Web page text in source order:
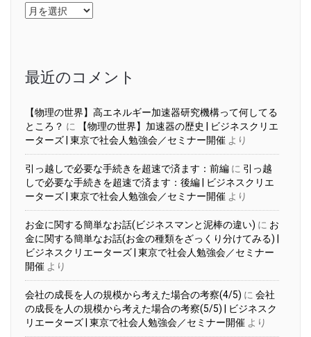
ア
ー
最近のコメント
【物理の世界】高エネルギー加速器研究機構って何してる
ところ？ に
【物理の世界】加速器の歴史 | ビジネスクリエ
ーターズ | 東京で社会人勉強会／セミナー開催 より
引っ越しで必要な手続きを超速で済ます：前編 に 引っ越
しで必要な手続きを超速で済ます：後編 | ビジネスクリエ
ーターズ | 東京で社会人勉強会／セミナー開催 より
お金に関する簡単なお話(ビジネスマンと泥棒の違い) に お
金に関する簡単なお話(お金の種類をざっくり分けてみる) |
ビジネスクリエーターズ | 東京で社会人勉強会／セミナー
開催 より
会社の成長を人の規模から考えた場合の考察(4/5) に 会社
の成長を人の規模から考えた場合の考察(5/5) | ビジネスク
リエーターズ | 東京で社会人勉強会／セミナー開催 より